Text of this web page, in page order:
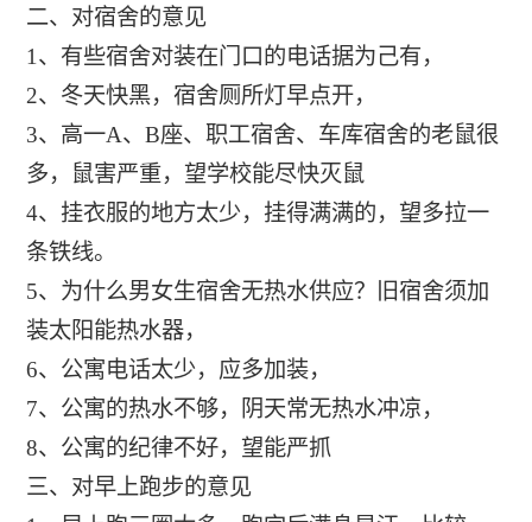
二、对宿舍的意见
1、有些宿舍对装在门口的电话据为己有，
2、冬天快黑，宿舍厕所灯早点开，
3、高一A、B座、职工宿舍、车库宿舍的老鼠很
多，鼠害严重，望学校能尽快灭鼠
4、挂衣服的地方太少，挂得满满的，望多拉一
条铁线。
5、为什么男女生宿舍无热水供应？旧宿舍须加
装太阳能热水器，
6、公寓电话太少，应多加装，
7、公寓的热水不够，阴天常无热水冲凉，
8、公寓的纪律不好，望能严抓
三、对早上跑步的意见